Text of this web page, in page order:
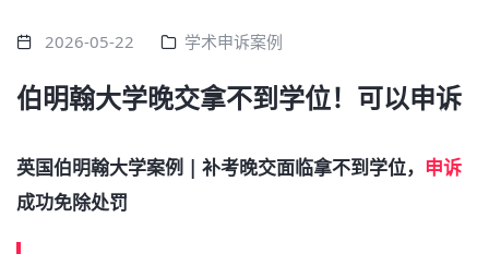
2026-05-22 学术申诉案例
伯明翰大学晚交拿不到学位！可以申诉
英国伯明翰大学案例 | 补考晚交面临拿不到学位， 申诉
成功免除处罚